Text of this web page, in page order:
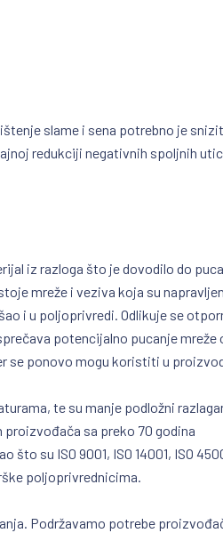
slame i sena potrebno je
redukciji negativnih spoljnih
iz razloga što je dovodilo do
mreže i veziva koja su
i u poljoprivredi. Odlikuje se
potencijalno pucanje mreže
ponovo mogu koristiti u
te su manje podložni
proizvođača sa preko 70 godina
su IS0 9001, IS0 14001, ISO
poljoprivrednicima.
Podržavamo potrebe